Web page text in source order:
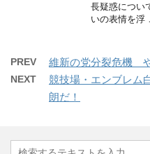
長疑惑につい
いの表情を浮
PREV 維新の党分裂危機
NEXT
競技場・エンブレ
朗だ！